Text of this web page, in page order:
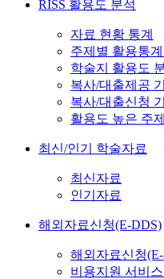
RISS 활용도 분석
자료 현황 통계
주제별 활용통
학술지 활용도
복사/대출제공
복사/대출신청
활용도 높은 주제
최신/인기 학술자료
최신자료
인기자료
해외자료신청(E-DDS)
해외자료신청
비용지원 서비